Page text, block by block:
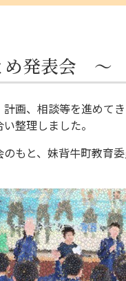
め発表会 ～
画、相談等を進めて
整理しました。
のもと、妹背牛町教